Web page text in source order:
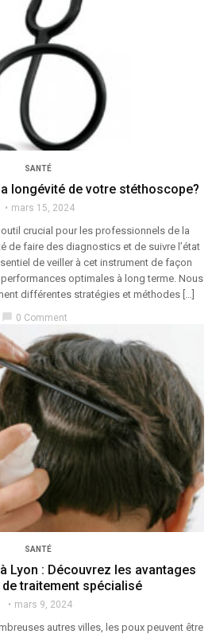
SANTÉ
longévité de votre stéthoscope?
mars 15, 2024
crucial pour les professionnels de la
de faire des diagnostics et de suivre l’état
de veiller à cet instrument de façon
optimales à long terme. Nous
différentes stratégies et méthodes […]
0 Comment
SANTÉ
Lyon : Découvrez les avantages
de traitement spécialisé
mars 9, 2024
autres villes, les poux peuvent être